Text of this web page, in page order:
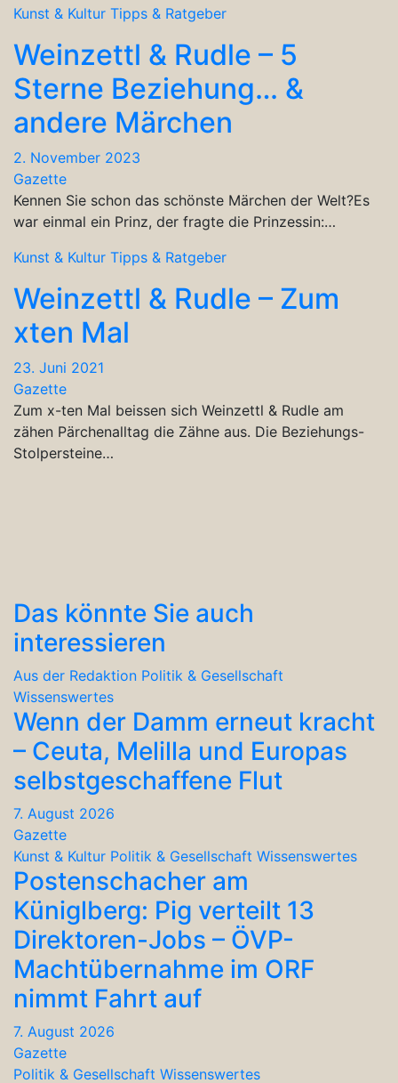
Kunst & Kultur Tipps & Ratgeber
Weinzettl & Rudle – 5
Sterne Beziehung… &
andere Märchen
2. November 2023
Gazette
Kennen Sie schon das schönste Märchen der Welt?Es
war einmal ein Prinz, der fragte die Prinzessin:…
Kunst & Kultur Tipps & Ratgeber
Weinzettl & Rudle – Zum
xten Mal
23. Juni 2021
Gazette
Zum x-ten Mal beissen sich Weinzettl & Rudle am
zähen Pärchenalltag die Zähne aus. Die Beziehungs-
Stolpersteine…
Das könnte Sie auch
interessieren
Aus der Redaktion Politik & Gesellschaft
Wissenswertes
Wenn der Damm erneut kracht
– Ceuta, Melilla und Europas
selbstgeschaffene Flut
7. August 2026
Gazette
Kunst & Kultur Politik & Gesellschaft Wissenswertes
Postenschacher am
Küniglberg: Pig verteilt 13
Direktoren-Jobs – ÖVP-
Machtübernahme im ORF
nimmt Fahrt auf
7. August 2026
Gazette
Politik & Gesellschaft Wissenswertes